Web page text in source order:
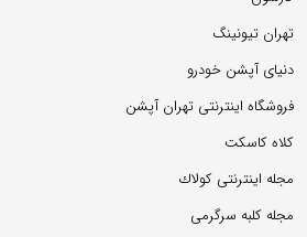
تهران تیونینگ
دنیای آپشن خودرو
فروشگاه اینترنتی تهران آپشن
كلاه كاسكت
مجله اینترنتی كولاك
مجله كلبه سرگرمی